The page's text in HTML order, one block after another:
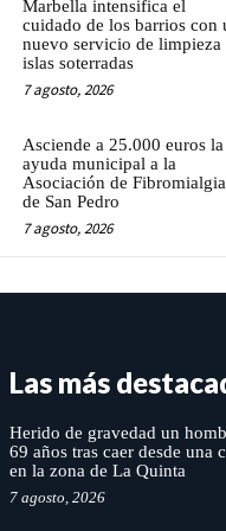
Marbella intensifica el
cuidado de los barrios con
nuevo servicio de limpieza
islas soterradas
7 agosto, 2026
Asciende a 25.000 euros la
ayuda municipal a la
Asociación de Fibromialgia
de San Pedro
7 agosto, 2026
Las más
Herido de gravedad un
69 años tras caer desde una
en la zona de La Quinta
7 agosto, 2026